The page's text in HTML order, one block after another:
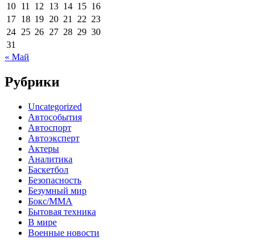
10 11 12 13 14 15 16
17 18 19 20 21 22 23
24 25 26 27 28 29 30
31
« Май
Рубрики
Uncategorized
Автособытия
Автоспорт
Автоэксперт
Актеры
Аналитика
Баскетбол
Безопасность
Безумный мир
Бокс/MMA
Бытовая техника
В мире
Военные новости